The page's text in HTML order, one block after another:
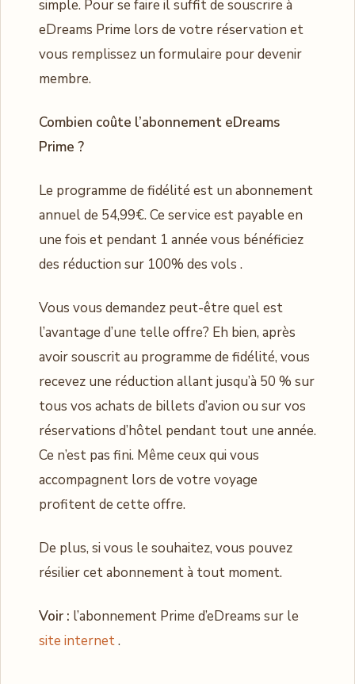
simple. Pour se faire il suffit de souscrire à
eDreams Prime lors de votre réservation et
vous remplissez un formulaire pour devenir
membre.
Combien coûte l’abonnement eDreams
Prime ?
Le programme de fidélité est un abonnement
annuel de 54,99€. Ce service est payable en
une fois et pendant 1 année vous bénéficiez
des réduction sur 100% des vols .
Vous vous demandez peut-être quel est
l’avantage d’une telle offre? Eh bien, après
avoir souscrit au programme de fidélité, vous
recevez une réduction allant jusqu’à 50 % sur
tous vos achats de billets d’avion ou sur vos
réservations d’hôtel pendant tout une année.
Ce n’est pas fini. Même ceux qui vous
accompagnent lors de votre voyage
profitent de cette offre.
De plus, si vous le souhaitez, vous pouvez
résilier cet abonnement à tout moment.
Voir : l’abonnement Prime d’eDreams sur le
site internet.